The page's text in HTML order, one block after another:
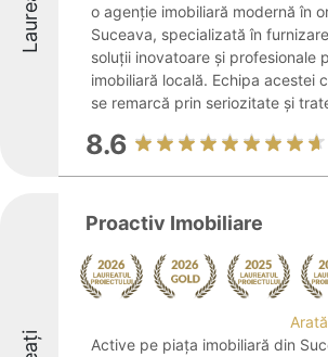
Laureați
o agenție imobiliară modernă în
Suceava, specializată în
soluții inovatoare și profesionale
imobiliară locală. Echipa acestei
se remarcă prin seriozitate și
8.6
Proactiv Imobiliare
Active pe piața imobiliară din